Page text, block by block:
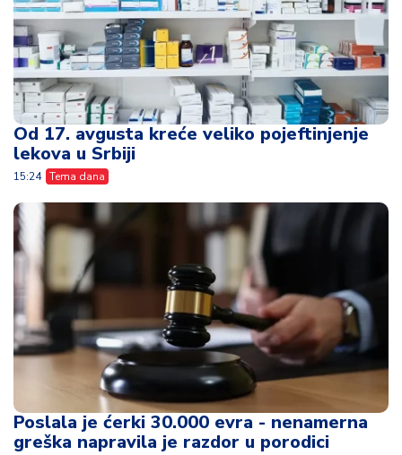
Od 17. avgusta kreće veliko pojeftinjenje
lekova u Srbiji
15:24 Tema dana
Poslala je ćerki 30.000 evra - nenamerna
greška napravila je razdor u porodici